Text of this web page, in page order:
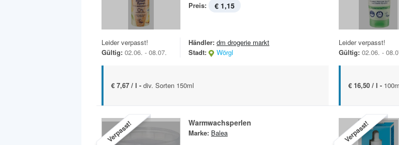
Preis: € 1,15
Leider verpasst!
Gültig: 02.06. - 08.07.
Händler: dm drogerie markt
Stadt:
Wörgl
€ 7,67 / l - div. Sorten 150ml
Leider verpasst!
Gültig: 02.06. -
€ 16,50 / l -
Verpasst! Warmwachsperlen
Marke: Balea Verpasst!